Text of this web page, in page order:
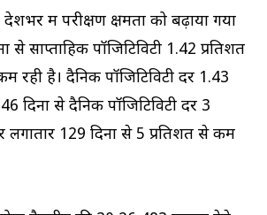
में परीक्षण क्षमता को बढ़ाया गया
से साप्ताहिक पॉजिटिविटी 1.42 प्रतिशत
रही है। दैनिक पॉजिटिविटी दर 1.43
दिनों से दैनिक पॉजिटिविटी दर 3
129 दिनों से 5 प्रतिशत से कम